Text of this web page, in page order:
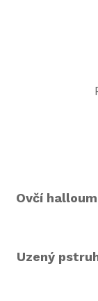
Ovčí
Uzený